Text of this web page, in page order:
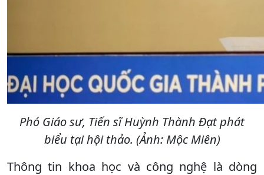
Phó Giáo sư, Tiến sĩ Huỳnh Thành Đạt phát
biểu tại hội thảo. (Ảnh: Mộc Miên)
Thông tin khoa học và công nghệ là dòng